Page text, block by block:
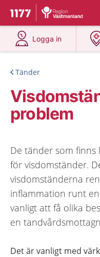
Till startsidan för 1177
Du har valt
Logga in
på 1177.se
Tänder
problem
De tänder som finns
för visdomständer.
visdomständerna
inflammation runt
vanligt att få olika
en
Det är vanligt med värk